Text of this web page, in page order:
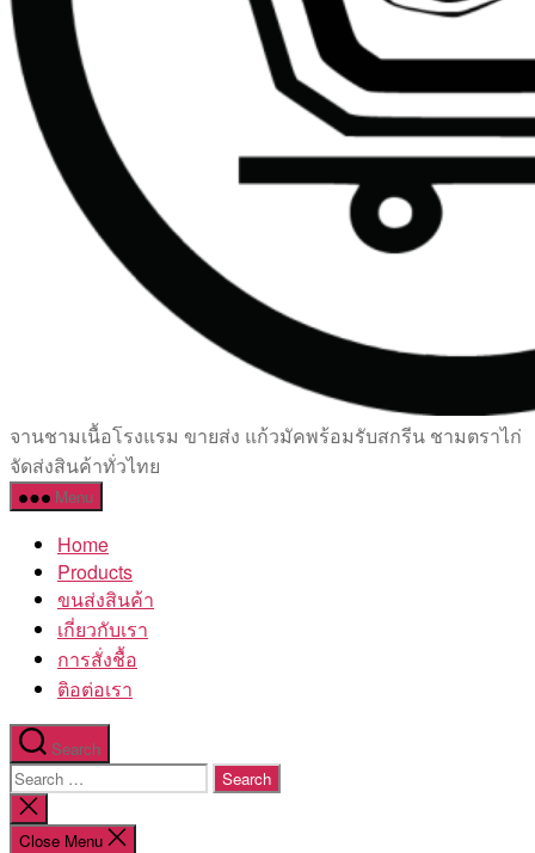
เซรามิค
ครบ
ครัน
โรงงาน
จานชามเนื้อโรงแรม ขายส่ง แก้วมัคพร้อมรับสกรีน ชามตราไก่
จัดส่งสินค้าทั่วไทย
Menu
Home
Products
ขนส่งสินค้า
เกี่ยวกับเรา
การสั่งชื้อ
ติอต่อเรา
Search
Search
for:
Close
search
Close Menu